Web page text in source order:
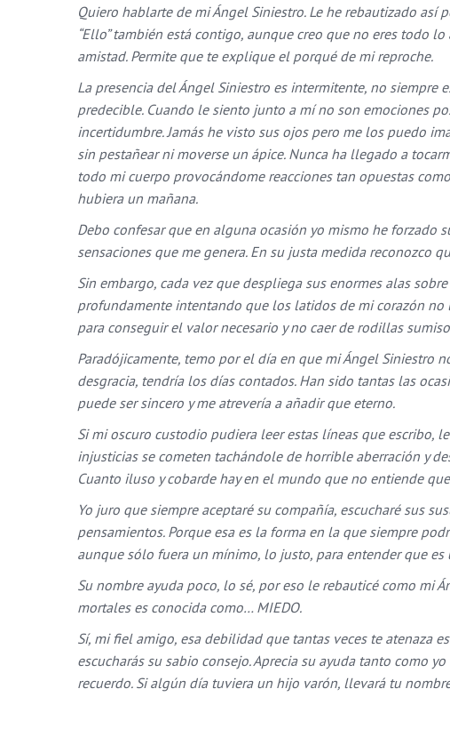
Quiero hablarte de mi Ángel Siniestro. Le he rebautizado
“Ello” también está contigo, aunque creo que no eres todo
amistad. Permite que te explique el porqué de mi reproche.
La presencia del Ángel Siniestro es intermitente, no siempre
predecible. Cuando le siento junto a mí no son emociones
incertidumbre. Jamás he visto sus ojos pero me los puedo
sin pestañear ni moverse un ápice. Nunca ha llegado a
todo mi cuerpo provocándome reacciones tan opuestas
hubiera un mañana.
Debo confesar que en alguna ocasión yo mismo he forzado
sensaciones que me genera. En su justa medida reconozco
Sin embargo, cada vez que despliega sus enormes alas
profundamente intentando que los latidos de mi corazón
para conseguir el valor necesario y no caer de rodillas
Paradójicamente, temo por el día en que mi Ángel Siniestro
desgracia, tendría los días contados. Han sido tantas las
puede ser sincero y me atrevería a añadir que eterno.
Si mi oscuro custodio pudiera leer estas líneas que escribo,
injusticias se cometen tachándole de horrible aberración y
Cuanto iluso y cobarde hay en el mundo que no entiende
Yo juro que siempre aceptaré su compañía, escucharé sus
pensamientos. Porque esa es la forma en la que siempre
aunque sólo fuera un mínimo, lo justo, para entender que
Su nombre ayuda poco, lo sé, por eso le rebauticé como mi
mortales es conocida como… MIEDO.
Sí, mi fiel amigo, esa debilidad que tantas veces te atenaza
escucharás su sabio consejo. Aprecia su ayuda tanto como
recuerdo. Si algún día tuviera un hijo varón, llevará tu